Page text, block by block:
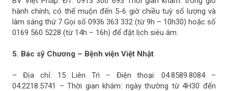
hành chính, có thể muộn đến 5-6 giờ chiều tuỳ số lượng và
làm sáng thứ 7 Gọi số 0936 363 332 (từ 9h – 10h30) hoặc số
0169 560 5228 (từ 14h – 16h) để đặt lịch siêu âm.
5. Bác sỹ Chương – Bệnh viện Việt Nhật
– Địa chỉ: 15 Liên Trì – Điện thoại: 04.8589.8084 –
04.2218.5741 – Thời gian khám: ngày thường từ 4H30 đến